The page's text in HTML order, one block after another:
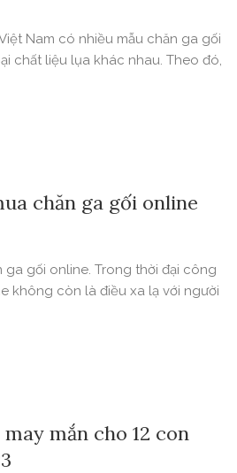
Nam có nhiều mẫu chăn ga gối
chất liệu lụa khác nhau. Theo đó,
chăn ga gối online
ga gối online. Trong thời đại công
không còn là điều xa lạ với người
mắn cho 12 con